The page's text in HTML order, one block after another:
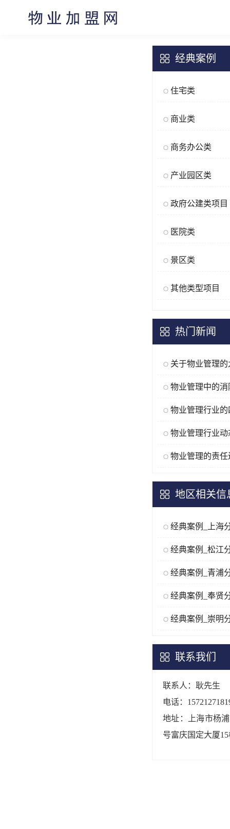
经典案例
住宅类
商业类
商务办公类
产业园区类
政府公建类项目
医院类
景区类
其他类型项目
热门新闻
物业管理的责任
地区相关信
经典案例_上海
经典案例_松江
经典案例_青浦
经典案例_奉贤
经典案例_崇明
联系我们
联系人：耿先生
电话：
地址：上海市杨
号富庆国定大厦